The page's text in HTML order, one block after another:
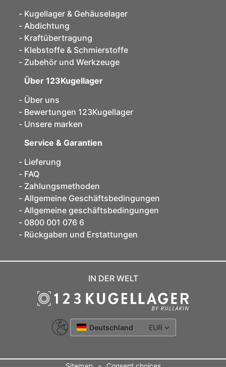
Kugellager & Gehäuselager
Abdichtung
Kraftübertragung
Klebstoffe & Schmierstoffe
Zubehör und Werkzeuge
Über 123Kugellager
Über uns
Bewertungen 123Kugellager
Unsere marken
Service & Garantien
Lieferung
FAQ
Zahlungsmethoden
Allgemeine Geschäftsbedingungen
Allgemeine geschäftsbedingungen
0800 001 076 6
Rückgaben und Erstattungen
IN DER WELT
Deutschland EUR